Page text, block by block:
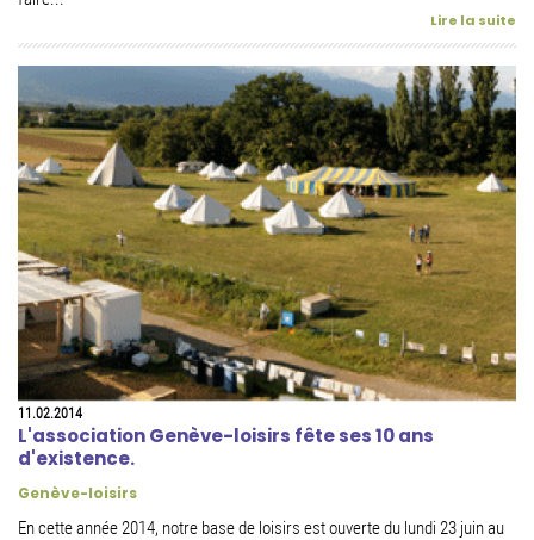
Lire la suite
11.02.2014
L'association Genève-loisirs fête ses 10 ans
d'existence.
Genève-loisirs
En cette année 2014, notre base de loisirs est ouverte du lundi 23 juin au